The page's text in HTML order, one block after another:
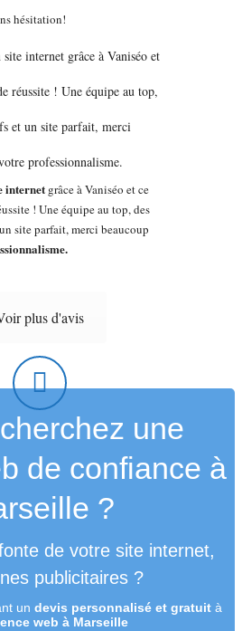
hésitation!
internet grâce à Vaniséo et ce
! Une équipe au top, des
site parfait, merci beaucoup
plus d'avis
une
de confiance à
?
de votre site internet,
publicitaires ?
un devis personnalisé et gratuità
web à Marseille